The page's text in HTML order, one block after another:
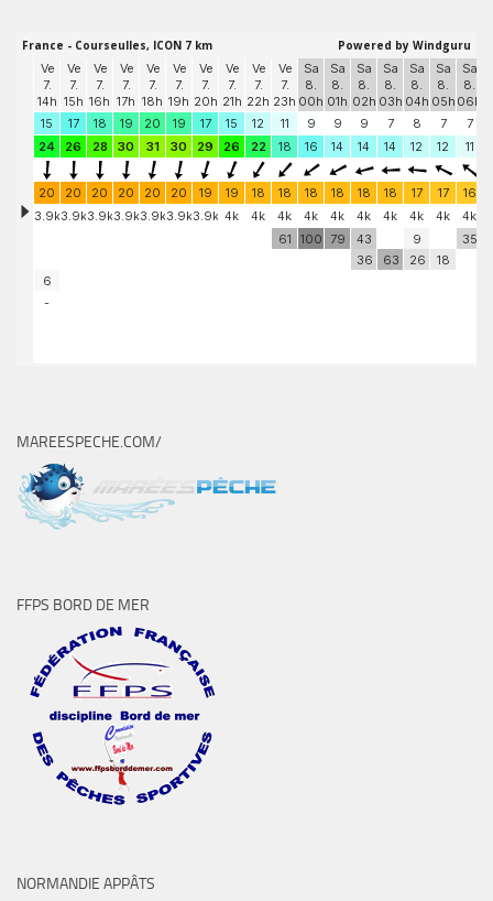
MAREESPECHE.COM/
FFPS BORD DE MER
NORMANDIE APPÂTS